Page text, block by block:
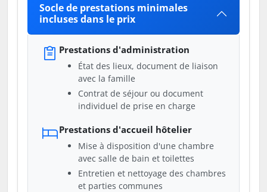
Socle de prestations minimales
incluses dans le prix
Prestations d'administration
État des lieux, document de liaison
avec la famille
Contrat de séjour ou document
individuel de prise en charge
Prestations d'accueil hôtelier
Mise à disposition d'une chambre
avec salle de bain et toilettes
Entretien et nettoyage des chambres
et parties communes